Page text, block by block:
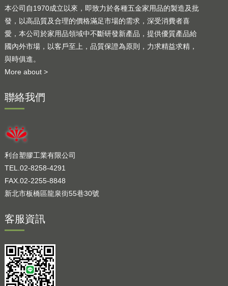
本公司自1970成立以來，即致力於各種五金家用品的製造及批
發，以高品質及合理的價格滿足市場的需求，深受消費者喜
愛，本公司於家用品領域中不斷研發新產品，提供優質產品給
國內外市場，以客戶至上，品質保證為原則，力求精益求精，
與時俱進。
More about >
聯絡我們
利台塑膠工業有限公司
TEL.02-8258-4291
FAX.02-2255-8848
新北市板橋區龍泉街55巷30號
客服資訊